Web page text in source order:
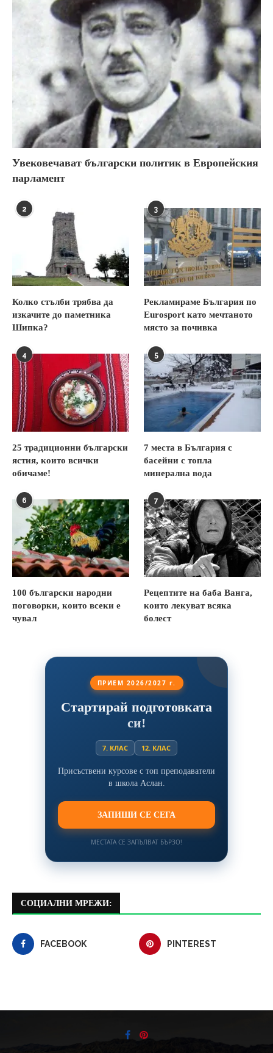
Увековечават български политик в Европейския
парламент
2
Колко стълби трябва да
изкачите до паметника
Шипка?
3
Рекламираме България по
Eurosport като мечтаното
място за почивка
4
25 традиционни български
ястия, които всички
обичаме!
5
7 места в България с
басейни с топла
минерална вода
6
100 български народни
поговорки, които всеки е
чувал
7
Рецептите на баба Ванга,
които лекуват всяка
болест
ПРИЕМ 2026/2027 г.
Стартирай подготовката
си!
7. КЛАС 12. КЛАС
Присъствени курсове с топ преподаватели
в школа Аслан.
ЗАПИШИ СЕ СЕГА
МЕСТАТА СЕ ЗАПЪЛВАТ БЪРЗО!
СОЦИАЛНИ МРЕЖИ:
FACEBOOK PINTEREST